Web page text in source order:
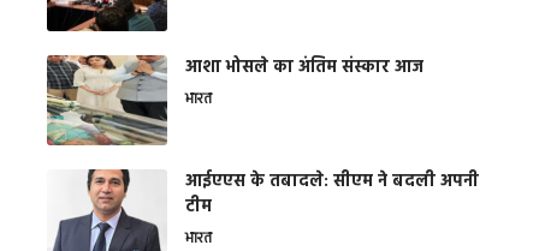
आशा भोसले का अंतिम संस्कार आज
भारत
आईएएस के तबादले: सीएम ने बदली अपनी
टीम
भारत